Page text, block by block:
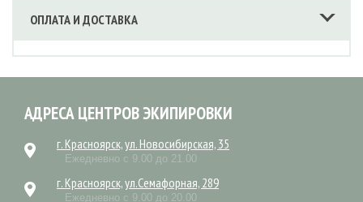
ОПЛАТА И ДОСТАВКА
АДРЕСА ЦЕНТРОВ ЭКИПИРОВКИ
г. Красноярск, ул. Новосибирская, 35
Ежедневно с 9.00 до 21.00
г. Красноярск, ул.Семафорная, 289
Ежедневно с 9.00 до 20.00